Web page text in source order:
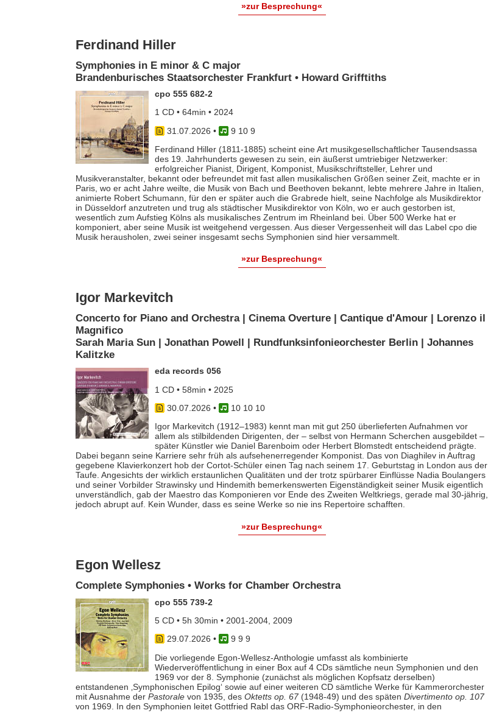
»zur Besprechung«
Ferdinand Hiller
Symphonies in E minor & C major
Brandenburisches Staatsorchester Frankfurt • Howard Grifftiths
cpo 555 682-2
1 CD • 64min • 2024
31.07.2026 •
9 10 9
Ferdinand Hiller (1811-1885) scheint eine Art musikgesellschaftlicher Tausendsassa
des 19. Jahrhunderts gewesen zu sein, ein äußerst umtriebiger Netzwerker:
erfolgreicher Pianist, Dirigent, Komponist, Musikschriftsteller, Lehrer und
Musikveranstalter, bekannt oder befreundet mit fast allen musikalischen Größen seiner Zeit, machte er in
Paris, wo er acht Jahre weilte, die Musik von Bach und Beethoven bekannt, lebte mehrere Jahre in Italien,
animierte Robert Schumann, für den er später auch die Grabrede hielt, seine Nachfolge als Musikdirektor
in Düsseldorf anzutreten und trug als städtischer Musikdirektor von Köln, wo er auch gestorben ist,
wesentlich zum Aufstieg Kölns als musikalisches Zentrum im Rheinland bei. Über 500 Werke hat er
komponiert, aber seine Musik ist weitgehend vergessen. Aus dieser Vergessenheit will das Label cpo die
Musik herausholen, zwei seiner insgesamt sechs Symphonien sind hier versammelt.
»zur Besprechung«
Igor Markevitch
Concerto for Piano and Orchestra | Cinema Overture | Cantique d'Amour | Lorenzo il
Magnifico
Sarah Maria Sun | Jonathan Powell | Rundfunksinfonieorchester Berlin | Johannes
Kalitzke
eda records 056
1 CD • 58min • 2025
30.07.2026 •
10 10 10
Igor Markevitch (1912–1983) kennt man mit gut 250 überlieferten Aufnahmen vor
allem als stilbildenden Dirigenten, der – selbst von Hermann Scherchen ausgebildet –
später Künstler wie Daniel Barenboim oder Herbert Blomstedt entscheidend prägte.
Dabei begann seine Karriere sehr früh als aufsehenerregender Komponist. Das von Diaghilev in Auftrag
gegebene Klavierkonzert hob der Cortot-Schüler einen Tag nach seinem 17. Geburtstag in London aus der
Taufe. Angesichts der wirklich erstaunlichen Qualitäten und der trotz spürbarer Einflüsse Nadia Boulangers
und seiner Vorbilder Strawinsky und Hindemith bemerkenswerten Eigenständigkeit seiner Musik eigentlich
unverständlich, gab der Maestro das Komponieren vor Ende des Zweiten Weltkriegs, gerade mal 30-jährig,
jedoch abrupt auf. Kein Wunder, dass es seine Werke so nie ins Repertoire schafften.
»zur Besprechung«
Egon Wellesz
Complete Symphonies • Works for Chamber Orchestra
cpo 555 739-2
5 CD • 5h 30min • 2001-2004, 2009
29.07.2026 •
9 9 9
Die vorliegende Egon-Wellesz-Anthologie umfasst als kombinierte
Wiederveröffentlichung in einer Box auf 4 CDs sämtliche neun Symphonien und den
1969 vor der 8. Symphonie (zunächst als möglichen Kopfsatz derselben)
entstandenen ‚Symphonischen Epilog‘ sowie auf einer weiteren CD sämtliche Werke für Kammerorchester
mit Ausnahme der Pastoralevon 1935, des Oktetts op. 67(1948-49) und des späten Divertimento op. 107
von 1969. In den Symphonien leitet Gottfried Rabl das ORF-Radio-Symphonieorchester, in den